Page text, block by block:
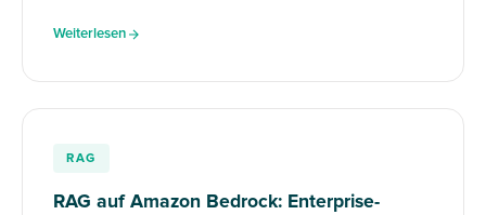
Weiterlesen
RAG
RAG auf Amazon Bedrock: Enterprise-